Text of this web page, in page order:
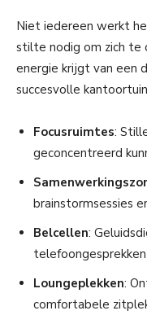
Niet iedereen werkt
stilte nodig om zich te
energie krijgt van een
succesvolle
Focusruimtes:
geconcentreerd
brainstormsessies
Belcellen:
Loungeplekken:
comfortabele